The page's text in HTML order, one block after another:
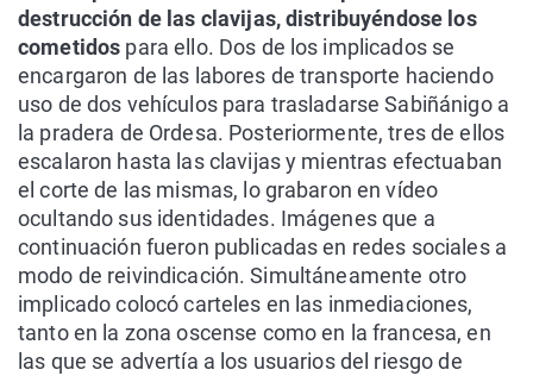
destrucción de las clavijas, distribuyéndose los
cometidos para ello. Dos de los implicados se
encargaron de las labores de transporte haciendo
uso de dos vehículos para trasladarse Sabiñánigo a
la pradera de Ordesa. Posteriormente, tres de ellos
escalaron hasta las clavijas y mientras efectuaban
el corte de las mismas, lo grabaron en vídeo
ocultando sus identidades. Imágenes que a
continuación fueron publicadas en redes sociales a
modo de reivindicación. Simultáneamente otro
implicado colocó carteles en las inmediaciones,
tanto en la zona oscense como en la francesa, en
las que se advertía a los usuarios del riesgo de